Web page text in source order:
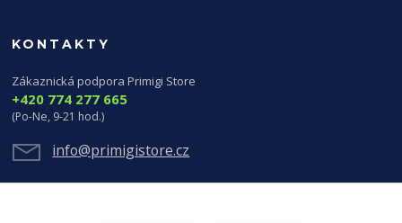
KONTAKTY
Zákaznická podpora Primigi Store
+420 774 277 665
(Po-Ne, 9-21 hod.)
info@primigistore.cz